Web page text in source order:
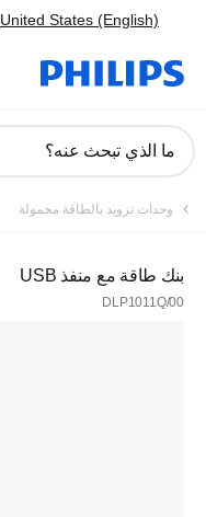
United States (English)
دعم
ما الذي تبحث عنه؟
تسجيل
وحدات تزويد بالطاقة محمولة
بنك طاقة مع منفذ USB
DLP1011Q/00